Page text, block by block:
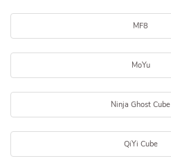
MF8
MoYu
Ninja Ghost Cube
QiYi Cube